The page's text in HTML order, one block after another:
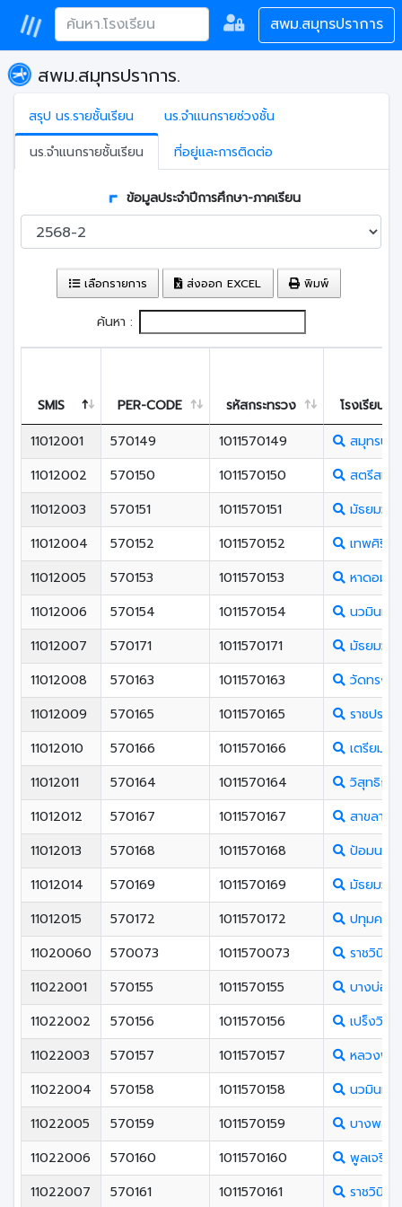
สพม.สมุทรปราการ
สพม.สมุทรปราการ.
สรุป นร.รายชั้นเรียน
นร.จำแนกรายช่วงชั้น
นร.จำแนกรายชั้นเรียน
ที่อยู่และการติดต่อ
ข้อมูลประจำปีการศึกษา-ภาคเรียน
เลือกรายการ ส่งออก EXCEL พิมพ์
ค้นหา :
SMIS PER-CODE รหัสกระทรวง
โรงเรียน
11012001
570149 1011570149
สมุทรปร
11012002
570150 1011570150
สตรีสมุท
11012003
570151 1011570151
มัธยมวัด
11012004
570152 1011570152
เทพศิริน
11012005
570153 1011570153
หาดอมร
11012006
570154 1011570154
นวมินทร
11012007
570171 1011570171
มัธยมวัด
11012008
570163 1011570163
วัดทรงธ
11012009
570165 1011570165
ราชประ
11012010
570166 1011570166
เตรียมอุ
11012011
570164 1011570164
วิสุทธิกษั
11012012
570167 1011570167
สาขลาสุ
11012013
570168 1011570168
ป้อมนาค
11012014
570169 1011570169
มัธยมวัด
11012015
570172 1011570172
ปทุมคงค
11020060
570073 1011570073
ราชวินิต
11022001
570155 1011570155
บางบ่อวิ
11022002
570156 1011570156
เปร็งวิสุ
11022003
570157 1011570157
หลวงพ่อ
11022004
570158 1011570158
นวมินทร
11022005
570159 1011570159
บางพลีร
11022006
570160 1011570160
พูลเจริญ
11022007
570161 1011570161 ราชวินิต